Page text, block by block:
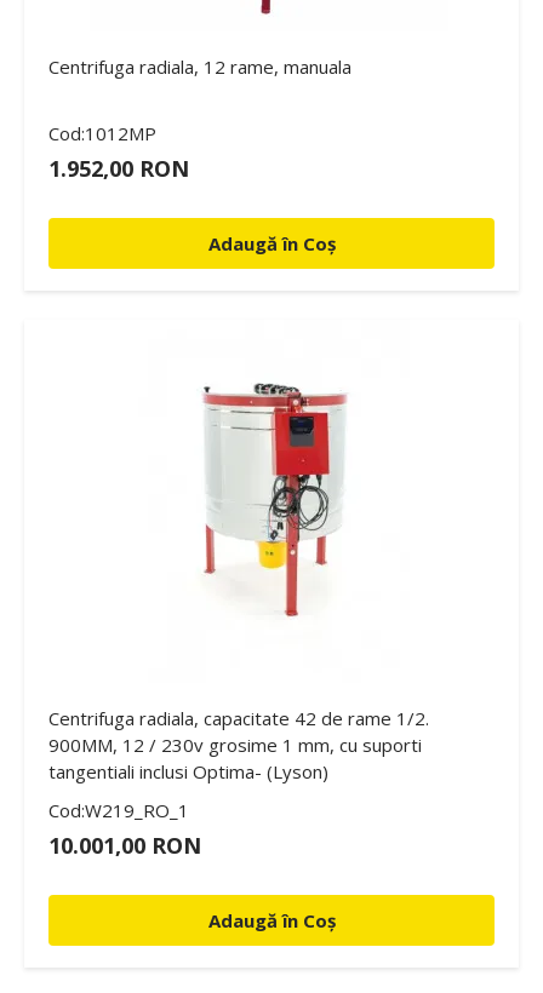
Centrifuga radiala, 12 rame, manuala
Cod:1012MP
1.952,00 RON
Adaugă în Coș
Centrifuga radiala, capacitate 42 de rame 1/2.
900MM, 12 / 230v grosime 1 mm, cu suporti
tangentiali inclusi Optima- (Lyson)
Cod:W219_RO_1
10.001,00 RON
Adaugă în Coș